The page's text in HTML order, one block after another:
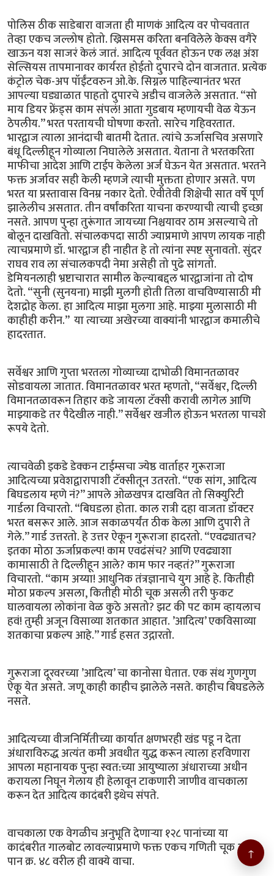
पोलिस ठीक साडेबारा वाजता ही माणकं आदित्य वर पोचवतात
तेव्हा एकच जल्लोष होतो. ख्रिसमस करिता बनविलेले केक्स वगैरे
खाऊन यश साजरं केलं जातं. आदित्य पूर्ववत होऊन एक लक्ष अंश
सेल्सियस तापमानावर कार्यरत होईतो दुपारचे दोन वाजतात. प्रत्येक
कंट्रोल चेक-अप पॉईंटवरुन ओ.के. सिग्नल पाहिल्यानंतर भरत
आपल्या घड्याळात पाहतो दुपारचे अडीच वाजलेले असतात. “सो
माय डियर फ्रेंड्स काम संपलं! आता गुडबाय म्हणायची वेळ येऊन
ठेपलीय.” भरत परतायची घोषणा करतो. सारेच गहिवरतात.
भारद्वाज त्याला आनंदाची बातमी देतात. त्यांचे ऊर्जासचिव असणारे
बंधू दिल्लीहून गोव्याला निघालेले असतात. येताना ते भरतकरिता
माफीचा आदेश आणि टाईप केलेला अर्ज घेऊन येत असतात. भरतने
फक्त अर्जावर सही केली म्हणजे त्याची मुक्तता होणार असते. पण
भरत या प्रस्तावास विनम्र नकार देतो. ऐवीतेवी शिक्षेची सात वर्षे पूर्ण
झालेलीच असतात. तीन वर्षांकरिता याचना करण्याची त्याची इच्छा
नसते. आपण पुन्हा तुरूंगात जायच्या निश्चयावर ठाम असल्याचे तो
बोलून दाखवितो. संचालकपदा साठी ज्याप्रमाणे आपण लायक नाही
त्याचप्रमाणे डॉ. भारद्वाज ही नाहीत हे तो त्यांना स्पष्ट सुनावतो. सुंदर
राघव राव ला संचालकपदी नेमा असेही तो पुढे सांगतो.
डेमियनलाही भ्रष्टाचारात सामील केल्याबद्दल भारद्वाजांना तो दोष
देतो. “सुनी (सुनयना) माझी मुलगी होती तिला वाचविण्यासाठी मी
देशद्रोह केला. हा आदित्य माझा मुलगा आहे. माझ्या मुलासाठी मी
काहीही करीन.” या त्याच्या अखेरच्या वाक्यांनी भारद्वाज कमालीचे
हादरतात.
सर्वेश्वर आणि गुप्ता भरतला गोव्याच्या दाभोळी विमानतळावर
सोडवायला जातात. विमानतळावर भरत म्हणतो, “सर्वेश्वर, दिल्ली
विमानतळावरून तिहार कडे जायला टॅक्सी करावी लागेल आणि
माझ्याकडे तर पैदेखील नाही.” सर्वेश्वर खजील होऊन भरतला पाचशे
रूपये देतो.
त्याचवेळी इकडे डेक्कन टाईम्सचा ज्येष्ठ वार्ताहर गुरूराजा
आदित्यच्या प्रवेशद्वारापाशी टॅक्सीतून उतरतो. “एक सांग, आदित्य
बिघडलाय म्हणे नं?” आपले ओळखपत्र दाखवित तो सिक्युरिटी
गार्डला विचारतो. “बिघडला होता. काल रात्री दहा वाजता डॉक्टर
भरत बसरूर आले. आज सकाळपर्यंत ठीक केला आणि दुपारी ते
गेले.” गार्ड उत्तरतो. हे उत्तर ऐकून गुरूराजा हादरतो. “एवढ्यातच?
इतका मोठा ऊर्जाप्रकल्प! काम एवढंसंच? आणि एवढ्याशा
कामासाठी ते दिल्लीहून आले? काम फार नव्हतं?” गुरूराजा
विचारतो. “काम अय्या! आधुनिक तंत्रज्ञानाचे युग आहे हे. कितीही
मोठा प्रकल्प असला, कितीही मोठी चूक असली तरी फुकट
घालवायला लोकांना वेळ कुठे असतो? झट की पट काम व्हायलाच
हवं! तुम्ही अजून विसाव्या शतकात आहात. ’आदित्य’ एकविसाव्या
शतकाचा प्रकल्प आहे.” गार्ड हसत उद्गारतो.
गुरूराजा दूरवरच्या ’आदित्य’ चा कानोसा घेतात. एक संथ गुणगुण
ऐकू येत असते. जणू काही काहीच झालेले नसते. काहीच बिघडलेले
नसते.
आदित्यच्या वीजनिर्मितीच्या कार्यात क्षणभरही खंड पडू न देता
अंधाराविरुद्ध अत्यंत कमी अवधीत युद्ध करून त्याला हरविणारा
आपला महानायक पुन्हा स्वत:च्या आयुष्याला अंधाराच्या अधीन
करायला निघून गेलाय ही हेलावून टाकणारी जाणीव वाचकाला
करून देत आदित्य कादंबरी इथेच संपते.
वाचकाला एक वेगळीच अनुभूति देणार्‍या १२८ पानांच्या या
कादंबरीत गालबोट लावल्याप्रमाणे फक्त एकच गणिती चूक आहे.
पान क्र. ४८ वरील ही वाक्ये वाचा. ↑